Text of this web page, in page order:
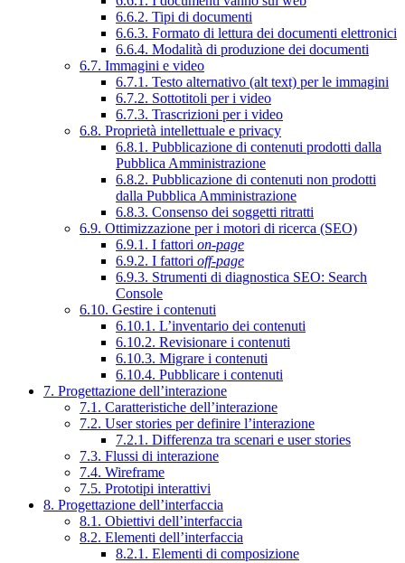
6.6.2. Tipi di documenti
6.6.3. Formato di lettura dei documenti elettronici
6.6.4. Modalità di produzione dei documenti
6.7. Immagini e video
6.7.1. Testo alternativo (alt text) per le immagini
6.7.2. Sottotitoli per i video
6.7.3. Trascrizioni per i video
6.8. Proprietà intellettuale e privacy
6.8.1. Pubblicazione di contenuti prodotti dalla
Pubblica Amministrazione
6.8.2. Pubblicazione di contenuti non prodotti
dalla Pubblica Amministrazione
6.8.3. Consenso dei soggetti ritratti
6.9. Ottimizzazione per i motori di ricerca (SEO)
6.9.1. I fattori on-page
6.9.2. I fattori off-page
6.9.3. Strumenti di diagnostica SEO: Search
Console
6.10. Gestire i contenuti
6.10.1. L’inventario dei contenuti
6.10.2. Revisionare i contenuti
6.10.3. Migrare i contenuti
6.10.4. Pubblicare i contenuti
7. Progettazione dell’interazione
7.1. Caratteristiche dell’interazione
7.2. User stories per definire l’interazione
7.2.1. Differenza tra scenari e user stories
7.3. Flussi di interazione
7.4. Wireframe
7.5. Prototipi interattivi
8. Progettazione dell’interfaccia
8.1. Obiettivi dell’interfaccia
8.2. Elementi dell’interfaccia
8.2.1. Elementi di composizione